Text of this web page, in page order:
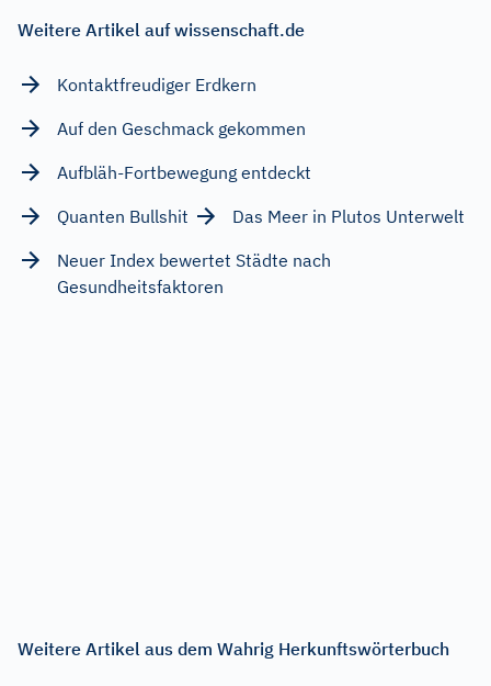
Weitere Artikel auf wissenschaft.de
Kontaktfreudiger Erdkern
Auf den Geschmack gekommen
Aufbläh-Fortbewegung entdeckt
Quanten Bullshit
Das Meer in Plutos Unterwelt
Neuer Index bewertet Städte nach
Gesundheitsfaktoren
Weitere Artikel aus dem Wahrig Herkunftswörterbuch